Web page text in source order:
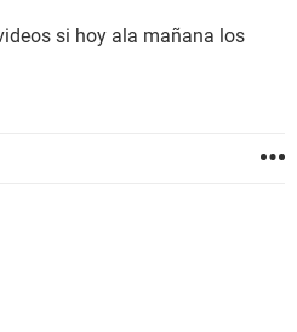
si hoy ala mañana los